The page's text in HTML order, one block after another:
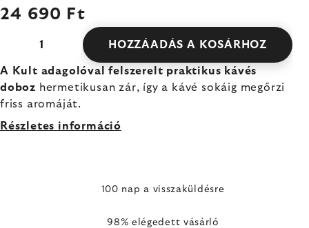
24 690 Ft
HOZZÁADÁS A KOSÁRHOZ
A Kult adagolóval felszerelt praktikus kávés
doboz hermetikusan zár, így a kávé sokáig megőrzi
friss aromáját.
Részletes információ
100 nap a visszaküldésre
98% elégedett vásárló